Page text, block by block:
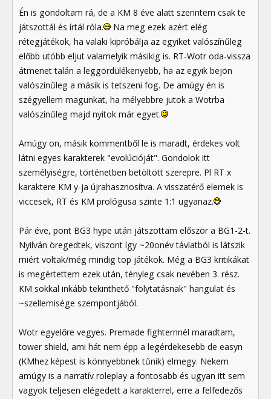
Én is gondoltam rá, de a KM 8 éve alatt szerintem csak te
játszottál és írtál róla.
Na meg ezek azért elég
rétegjátékok, ha valaki kipróbálja az egyiket valószínűleg
előbb utóbb eljut valamelyik másikig is. RT-Wotr oda-vissza
átmenet talán a leggördülékenyebb, ha az egyik bejön
valószínűleg a másik is tetszeni fog. De amúgy én is
szégyellem magunkat, ha mélyebbre jutok a Wotrba
valószínűleg majd nyitok már egyet.
Amúgy on, másik kommentből le is maradt, érdekes volt
látni egyes karakterek "evolúcióját". Gondolok itt
személyiségre, történetben betöltött szerepre. Pl RT x
karaktere KM y-ja újrahasznosítva. A visszatérő elemek is
viccesek, RT és KM prológusa szinte 1:1 ugyanaz.
Pár éve, pont BG3 hype után játszottam először a BG1-2-t.
Nyilván öregedtek, viszont így ~20onév távlatból is látszik
miért voltak/még mindig top játékok. Még a BG3 kritikákat
is megértettem ezek után, tényleg csak nevében 3. rész.
KM sokkal inkább tekinthető "folytatásnak" hangulat és
~szellemisége szempontjából.
Wotr egyelőre vegyes. Premade fighternnél maradtam,
tower shield, ami hát nem épp a legérdekesebb de easyn
(KMhez képest is könnyebbnek tűnik) elmegy. Nekem
amúgy is a narratív roleplay a fontosabb és ugyan itt sem
vagyok teljesen elégedett a karakterrel, erre a felfedezős